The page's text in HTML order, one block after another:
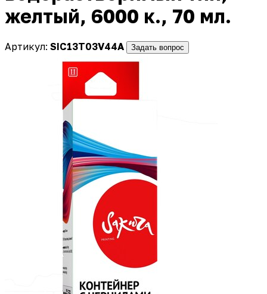
желтый, 6000 к., 70 мл.
Артикул: SIC13T03V44A Задать вопрос